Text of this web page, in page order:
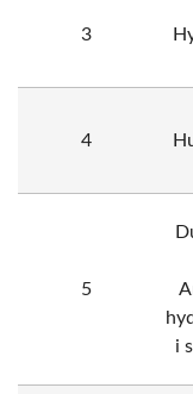
3
4
5
i